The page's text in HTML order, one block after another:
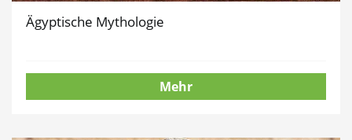
Ägyptische Mythologie
Mehr